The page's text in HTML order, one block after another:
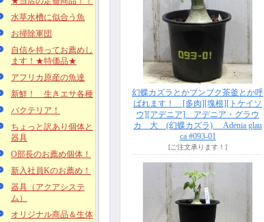
水草水槽に似合う魚
お掃除軍団
自信を持ってお薦めし
ます！★特価品★
アフリカ原産の魚達
新鮮！ 生きエサ各種
バクテリア！
ちょっと訳あり個体と
器具
O部長のお薦め個体！
新入社員Kのお薦め！
器具（アクアシステ
ム）
オリジナル商品＆生体
幻蝶カズラとかブンブク茶釜とか呼
ばれます！ [多肉][塊根][トケイソ
ウ][アデニア] アデニア・グラウ
カ 大 (幻蝶カズラ) Adenia glau
ca #093-01
[ご注文承ります！]